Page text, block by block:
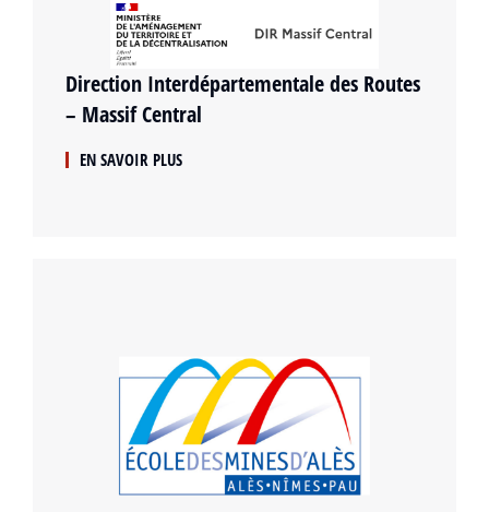
Direction Interdépartementale des Routes
– Massif Central
EN SAVOIR PLUS